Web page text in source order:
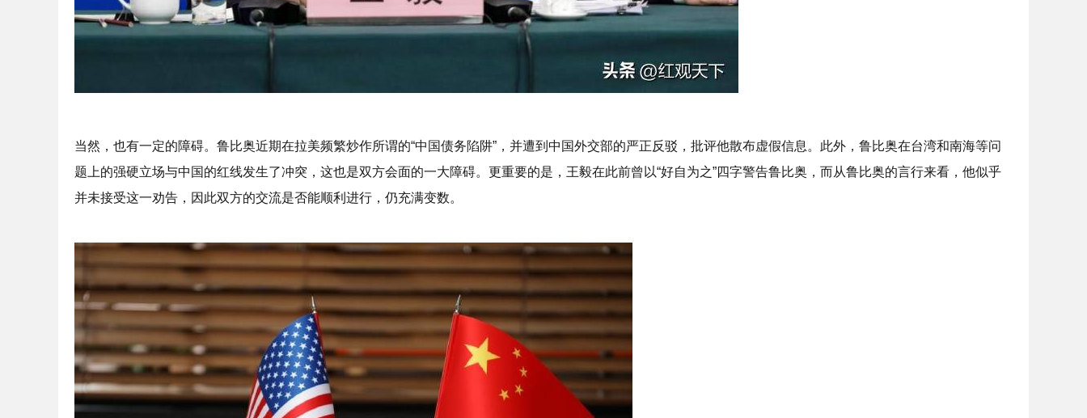
当然，也有一定的障碍。鲁比奥近期在拉美频繁炒作所谓的“中国债务陷阱”，并遭到中国外交部的严正反驳，批评他散布虚假信息。此外，鲁比奥在台湾和南海等问
题上的强硬立场与中国的红线发生了冲突，这也是双方会面的一大障碍。更重要的是，王毅在此前曾以“好自为之”四字警告鲁比奥，而从鲁比奥的言行来看，他似乎
并未接受这一劝告，因此双方的交流是否能顺利进行，仍充满变数。